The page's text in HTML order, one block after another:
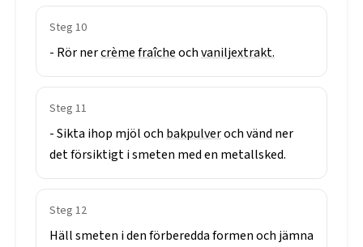
Steg 10
- Rörnercrèmefraîcheochvaniljextrakt.
Steg 11
-Sikta ihop mjöloch bakpulverochvänd ner
detförsiktigtismeten meden metallsked.
Steg 12
Hällsmeten idenförbereddaformenoch jämna